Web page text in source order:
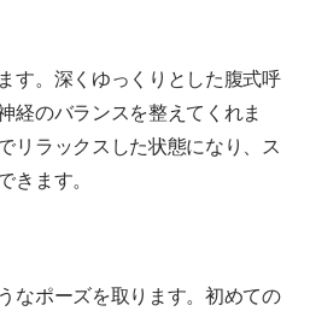
す。深くゆっくりとした腹式呼
経のバランスを整えてくれま
リラックスした状態になり、ス
きます。
なポーズを取ります。初めての